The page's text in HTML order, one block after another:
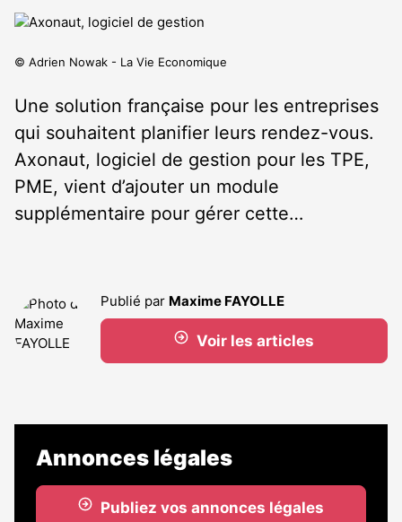
© Adrien Nowak - La Vie Economique
Une solution française pour les entreprises
qui souhaitent planifier leurs rendez-vous.
Axonaut, logiciel de gestion pour les TPE,
PME, vient d’ajouter un module
supplémentaire pour gérer cette…
Publié par Maxime FAYOLLE
Voir les articles
Annonces légales
Publiez vos annonces légales